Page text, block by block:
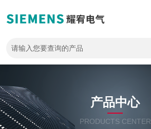
产品中心
PRODUCTS CENTER